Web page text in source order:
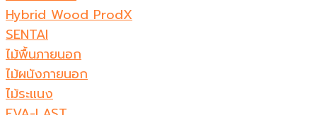
Hybrid Wood ProdX
SENTAI
ไม้พื้นภายนอก
ไม้ผนังภายนอก
ไม้ระแนง